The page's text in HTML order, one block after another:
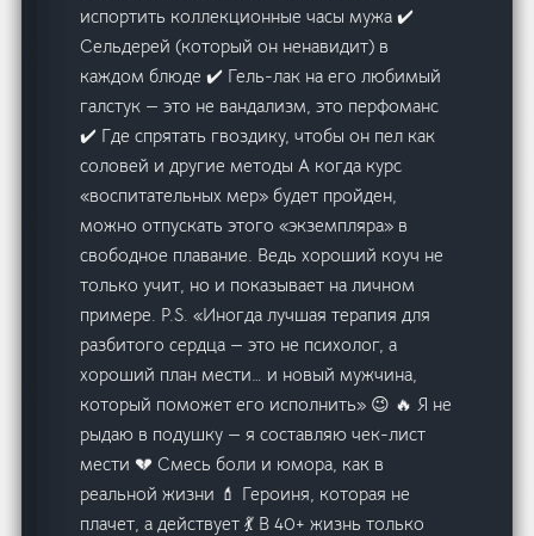
испортить коллекционные часы мужа ✔️
Сельдерей (который он ненавидит) в
каждом блюде ✔️ Гель-лак на его любимый
галстук — это не вандализм, это перфоманс
✔️ Где спрятать гвоздику, чтобы он пел как
соловей и другие методы А когда курс
«воспитательных мер» будет пройден,
можно отпускать этого «экземпляра» в
свободное плавание. Ведь хороший коуч не
только учит, но и показывает на личном
примере. P.S. «Иногда лучшая терапия для
разбитого сердца — это не психолог, а
хороший план мести… и новый мужчина,
который поможет его исполнить» 😉 🔥 Я не
рыдаю в подушку — я составляю чек-лист
мести 💔 Смесь боли и юмора, как в
реальной жизни 💄 Героиня, которая не
плачет, а действует 💃 В 40+ жизнь только